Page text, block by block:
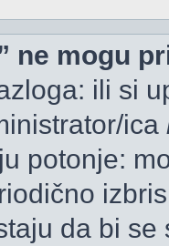
ne mogu
ili si
ica
potonje:
da bi